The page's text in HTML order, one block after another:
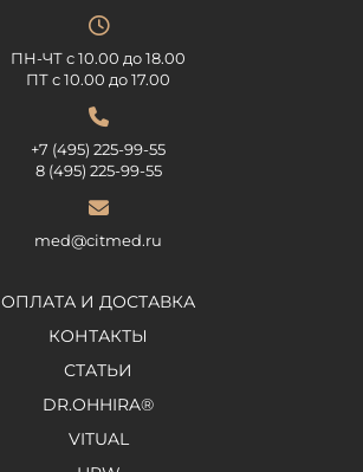
ПН-ЧТ с 10.00 до 18.00
ПТ с 10.00 до 17.00
+7 (495) 225-99-55
8 (495) 225-99-55
med@citmed.ru
ОПЛАТА И ДОСТАВКА
КОНТАКТЫ
СТАТЬИ
DR.OHHIRA®
VITUAL